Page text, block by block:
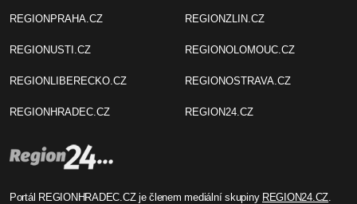
REGIONPRAHA.CZ
REGIONUSTI.CZ
REGIONLIBERECKO.CZ
REGIONHRADEC.CZ
REGIONZLIN.CZ
REGIONOLOMOUC.CZ
REGIONOSTRAVA.CZ
REGION24.CZ
Portál REGIONHRADEC.CZ je členem mediální skupiny REGION24.CZ